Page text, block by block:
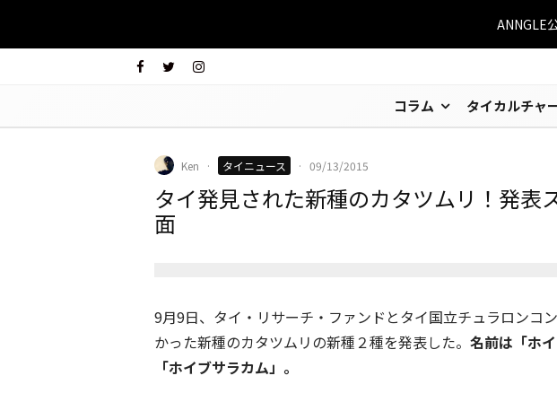
ANNGLE
コラム タイカルチャ
Ken · タイニュース · 09/13/2015
タイ発見された新種のカタツムリ！発表
面
9月9日、タイ・リサーチ・ファンドとタイ国立チュラロンコ
かった新種のカタツムリの新種２種を発表した。 名前は「ホ
「ホイブサラカム」。
ホイノックルアンメーソード 出典：trf